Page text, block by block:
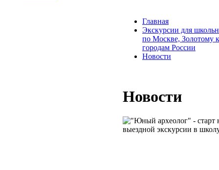
Главная
Экскурсии для
по Москве, Золотому
городам России
Новости
Новости